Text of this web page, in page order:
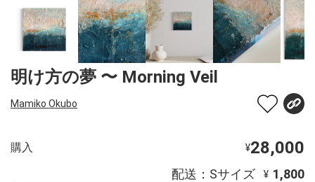
明け方の夢 〜 Morning Veil
Mamiko Okubo
購入 ¥28,000
配送：Sサイズ ¥ 1,800